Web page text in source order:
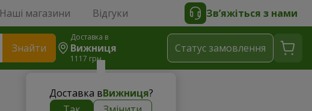
Наші магазини Відгуки Зв’яжіться з нами
Знайти
Доставка в
Вижниця
1117 грн
Доставка вВижниця?
Статус замовлення